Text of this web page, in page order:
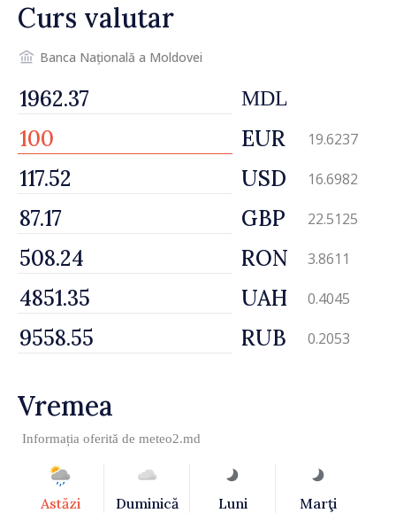
Curs valutar
Banca Națională a Moldovei
MDL
EUR 19.6237
USD 16.6982
GBP 22.5125
RON 3.8611
UAH 0.4045
RUB 0.2053
Vremea
Informația oferită de meteo2.md
Astăzi Duminică Luni Marţi